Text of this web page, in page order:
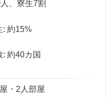
、寮生7割
: 約15%
: 約40カ国
・2人部屋